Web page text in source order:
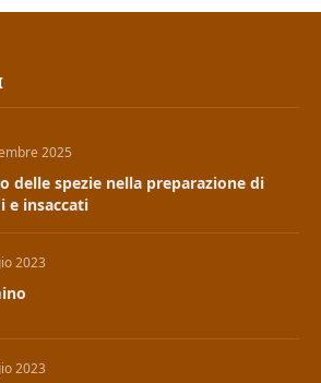
2025
delle spezie nella preparazione di
e insaccati
2023
2023